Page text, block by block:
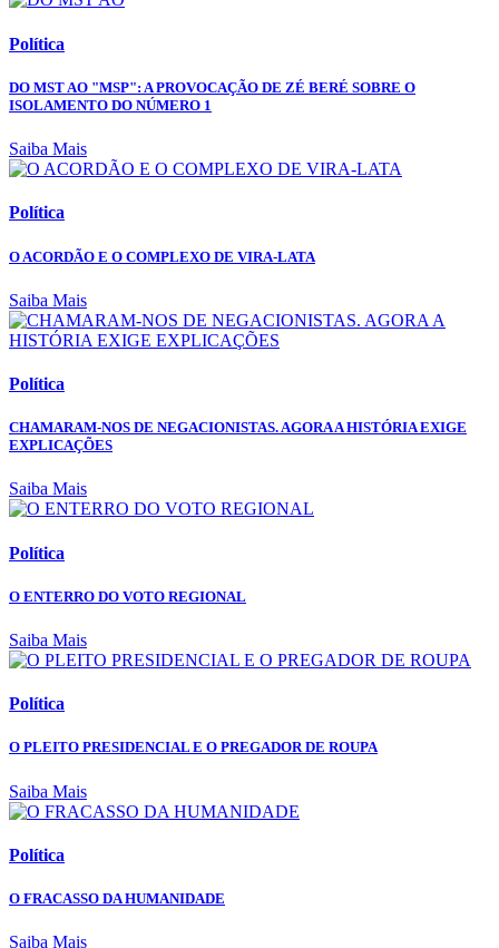
Política
DO MST AO "MSP": A PROVOCAÇÃO DE ZÉ BERÉ SOBRE O
ISOLAMENTO DO NÚMERO 1
Saiba Mais
Política
O ACORDÃO E O COMPLEXO DE VIRA-LATA
Saiba Mais
Política
CHAMARAM-NOS DE NEGACIONISTAS. AGORA A HISTÓRIA EXIGE
EXPLICAÇÕES
Saiba Mais
Política
O ENTERRO DO VOTO REGIONAL
Saiba Mais
Política
O PLEITO PRESIDENCIAL E O PREGADOR DE ROUPA
Saiba Mais
Política
O FRACASSO DA HUMANIDADE
Saiba Mais